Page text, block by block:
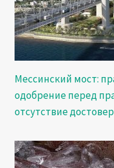
Мессинский мост:
одобрение перед
отсутствие